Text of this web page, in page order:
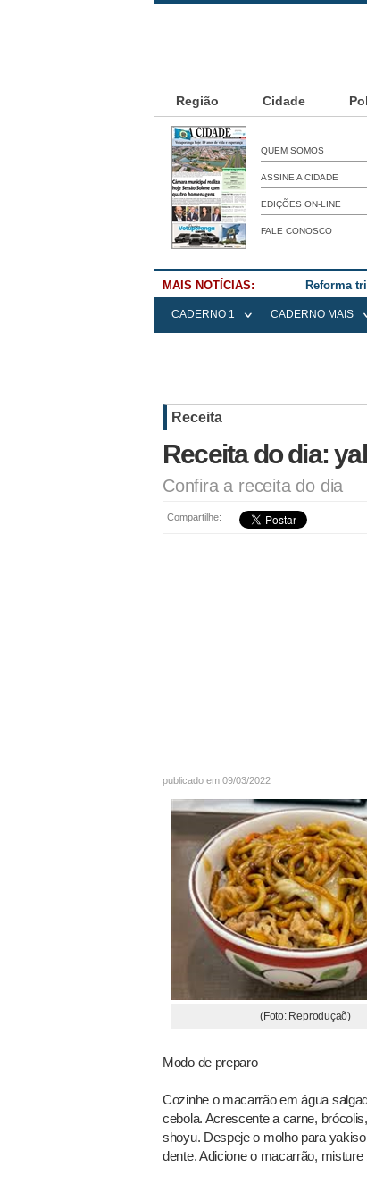
Região Cidade
QUEM SOMOS
ASSINE A CIDADE
EDIÇÕES ON-LINE
FALE CONOSCO
MAIS NOTÍCIAS: Reforma
CADERNO 1 CADERNO MAIS
Receita
Receita do dia:
Confira a receita do dia
Compartilhe:
publicado em 09/03/2022
(Foto: Reproduçaõ)
Modo de preparo
Cozinhe o macarrão em água
cebola. Acrescente a carne,
shoyu. Despeje o molho para
dente. Adicione o macarrão,